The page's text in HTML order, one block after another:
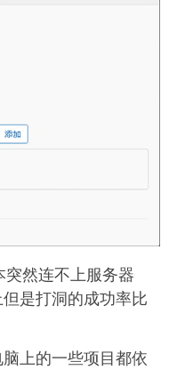
突然连不上服务器
是打洞的成功率比
上的一些项目都依